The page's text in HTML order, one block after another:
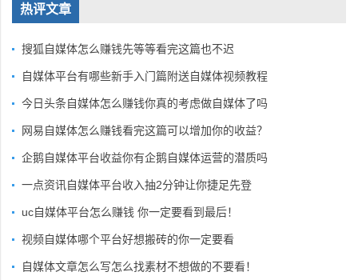
热评文章
搜狐自媒体怎么赚钱先等等看完这篇也不迟
自媒体平台有哪些新手入门篇附送自媒体视频教程
今日头条自媒体怎么赚钱你真的考虑做自媒体了吗
网易自媒体怎么赚钱看完这篇可以增加你的收益？
企鹅自媒体平台收益你有企鹅自媒体运营的潜质吗
一点资讯自媒体平台收入抽2分钟让你捷足先登
uc自媒体平台怎么赚钱 你一定要看到最后！
视频自媒体哪个平台好想搬砖的你一定要看
自媒体文章怎么写怎么找素材不想做的不要看！